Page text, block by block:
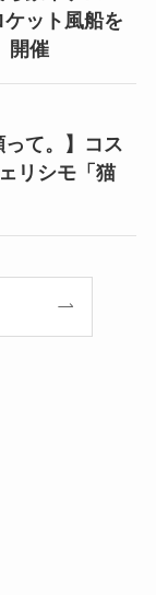
ット風船を
開催
って。】コス
リシモ「猫